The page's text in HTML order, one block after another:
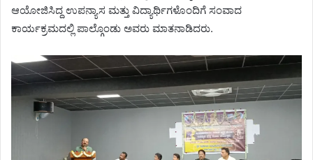
ಆಯೋಜಿಸಿದ್ದ ಉಪನ್ಯಾಸ ಮತ್ತು ವಿದ್ಯಾರ್ಥಿಗಳೊಂದಿಗೆ ಸಂವಾದ
ಕಾರ್ಯಕ್ರಮದಲ್ಲಿ ಪಾಲ್ಗೊಂಡು ಅವರು ಮಾತನಾಡಿದರು.